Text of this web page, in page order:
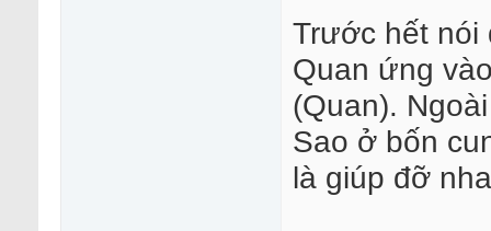
Trước hết nói
Quan ứng
(Quan).
Sao ở bốn
là giúp đỡ